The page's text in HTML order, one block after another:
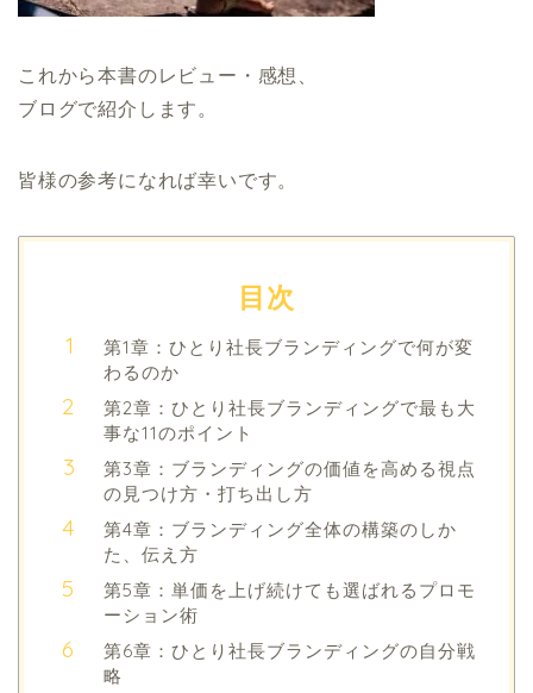
これから本書のレビュー・感想、
ブログで紹介します。
皆様の参考になれば幸いです。
目次
第1章：ひとり社長ブランディングで何が変
わるのか
第2章：ひとり社長ブランディングで最も大
事な11のポイント
第3章：ブランディングの価値を高める視点
の見つけ方・打ち出し方
第4章：ブランディング全体の構築のしか
た、伝え方
第5章：単価を上げ続けても選ばれるプロモ
ーション術
第6章：ひとり社長ブランディングの自分戦
略